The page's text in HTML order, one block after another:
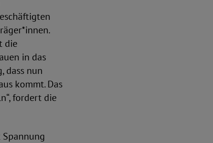
die
in das
dass nun
kommt. Das
fordert die